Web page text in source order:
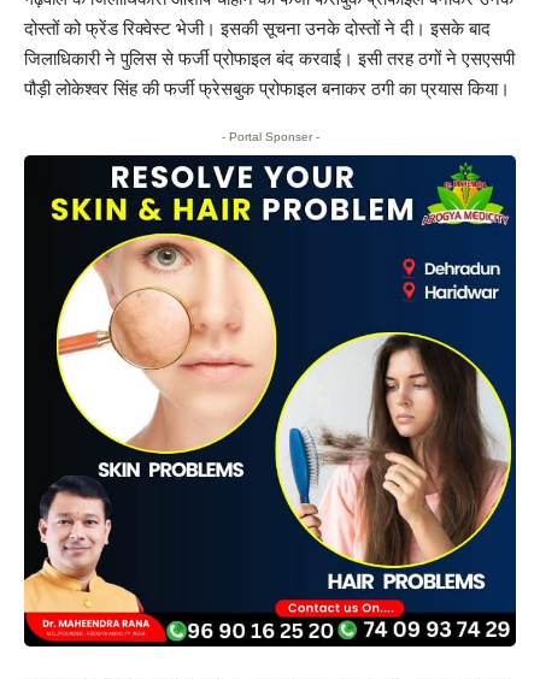
दोस्तों को फ्रेंड रिक्वेस्ट भेजी। इसकी सूचना उनके दोस्तों ने दी। इसके बाद
जिलाधिकारी ने पुलिस से फर्जी प्रोफाइल बंद करवाई। इसी तरह ठगों ने एसएसपी
पौड़ी लोकेश्वर सिंह की फर्जी फ्रेसबुक प्रोफाइल बनाकर ठगी का प्रयास किया।
- Portal Sponser -